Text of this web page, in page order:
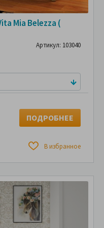
Mia Belezza (
Артикул: 103040
В избранное
ПОДРОБНЕЕ